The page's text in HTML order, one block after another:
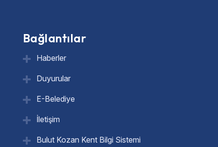
Bağlantılar
Haberler
Duyurular
E-Belediye
İletişim
Bulut Kozan Kent Bilgi Sistemi